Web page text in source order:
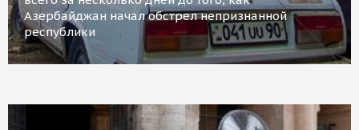
Азербайджан начал обстрел непризнанной
республики